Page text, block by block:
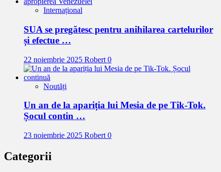
Internațional
SUA se pregătesc pentru anihilarea cartelurilor
și efectue …
22 noiembrie 2025 Robert 0
Noutăți
Un an de la apariția lui Mesia de pe Tik-Tok.
Șocul contin …
23 noiembrie 2025 Robert 0
Categorii